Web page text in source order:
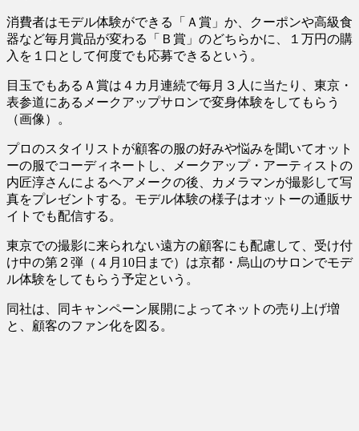
消費者はモデル体験ができる「Ａ賞」か、クーポンや高級食
器など毎月賞品が変わる「Ｂ賞」のどちらかに、１万円の購
入を１口として何度でも応募できるという。
目玉でもあるＡ賞は４カ月連続で毎月３人に当たり、東京・
表参道にあるメークアップサロンで変身体験をしてもらう
（画像）。
プロのスタイリストが顧客の服の好みや悩みを聞いてオット
ーの服でコーディネートし、メークアップ・アーティストの
内匠淳さんによるヘアメークの後、カメラマンが撮影して写
真をプレゼントする。モデル体験の様子はオットーの通販サ
イトでも配信する。
東京での撮影に来られない遠方の顧客にも配慮して、受け付
け中の第２弾（４月10日まで）は京都・烏山のサロンでモデ
ル体験をしてもらう予定という。
同社は、同キャンペーン展開によってネットの売り上げ増
と、顧客のファン化を図る。